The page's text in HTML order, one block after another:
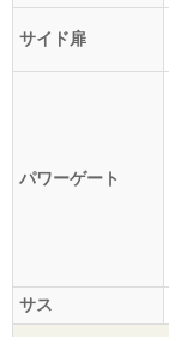
サイド扉
パワーゲート
サス